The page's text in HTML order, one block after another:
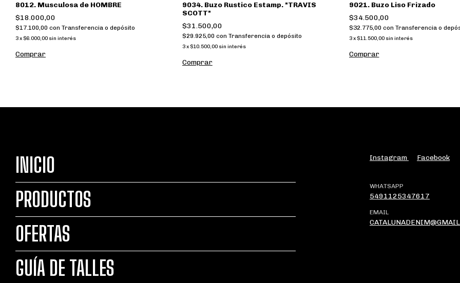
8012. Musculosa de HOMBRE
$18.000,00
$17.100,00 con Transferencia o depósito
3x $6.000,00 sin interés
Comprar
9034. Buzo Rustico Estamp. "TRAVIS
SCOTT"
$31.500,00
$29.925,00 con Transferencia o depósito
3x $10.500,00 sin interés
Comprar
9021. Buzo Liso Frizado
$34.500,00
$32.775,00 con Transferencia o
3 x $11.500,00 sin interés
Comprar
INICIO
PRODUCTOS
OFERTAS
GUÍA DE TALLES
Instagram Facebook
WHATSAPP
5491125347617
EMAIL